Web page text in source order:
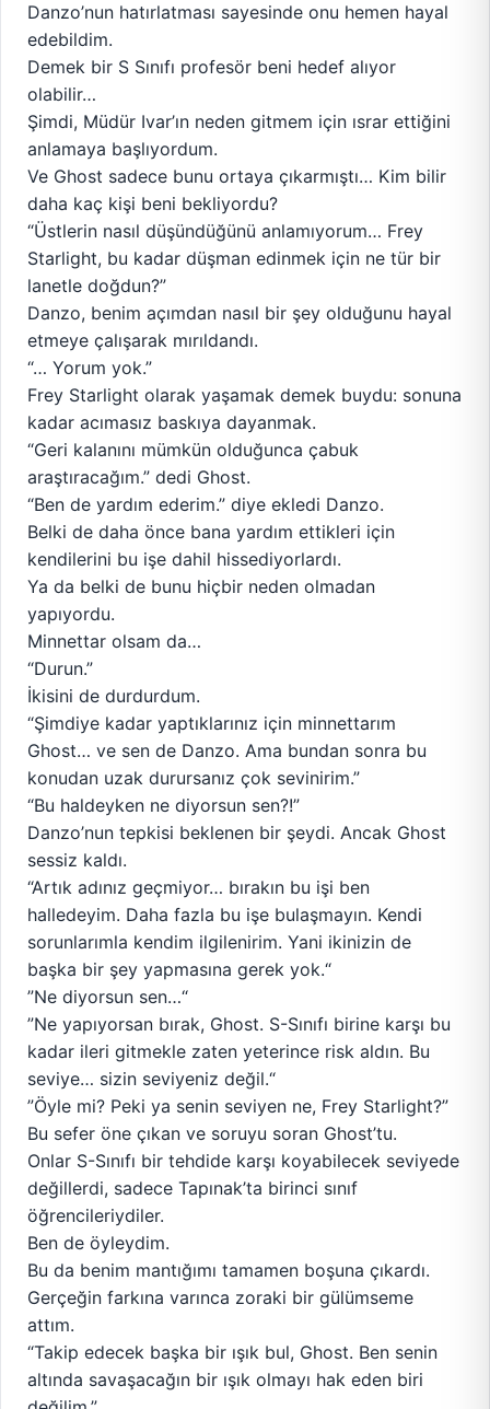
Danzo’nun hatırlatması sayesinde onu hemen hayal
edebildim.
Demek bir S Sınıfı profesör beni hedef alıyor
olabilir…
Şimdi, Müdür Ivar’ın neden gitmem için ısrar ettiğini
anlamaya başlıyordum.
Ve Ghost sadece bunu ortaya çıkarmıştı… Kim bilir
daha kaç kişi beni bekliyordu?
“Üstlerin nasıl düşündüğünü anlamıyorum… Frey
Starlight, bu kadar düşman edinmek için ne tür bir
lanetle doğdun?”
Danzo, benim açımdan nasıl bir şey olduğunu hayal
etmeye çalışarak mırıldandı.
“… Yorum yok.”
Frey Starlight olarak yaşamak demek buydu: sonuna
kadar acımasız baskıya dayanmak.
“Geri kalanını mümkün olduğunca çabuk
araştıracağım.” dedi Ghost.
“Ben de yardım ederim.” diye ekledi Danzo.
Belki de daha önce bana yardım ettikleri için
kendilerini bu işe dahil hissediyorlardı.
Ya da belki de bunu hiçbir neden olmadan
yapıyordu.
Minnettar olsam da…
“Durun.”
İkisini de durdurdum.
“Şimdiye kadar yaptıklarınız için minnettarım
Ghost… ve sen de Danzo. Ama bundan sonra bu
konudan uzak durursanız çok sevinirim.”
“Bu haldeyken ne diyorsun sen?!”
Danzo’nun tepkisi beklenen bir şeydi. Ancak Ghost
sessiz kaldı.
“Artık adınız geçmiyor… bırakın bu işi ben
halledeyim. Daha fazla bu işe bulaşmayın. Kendi
sorunlarımla kendim ilgilenirim. Yani ikinizin de
başka bir şey yapmasına gerek yok.“
”Ne diyorsun sen…“
”Ne yapıyorsan bırak, Ghost. S-Sınıfı birine karşı bu
kadar ileri gitmekle zaten yeterince risk aldın. Bu
seviye… sizin seviyeniz değil.“
”Öyle mi? Peki ya senin seviyen ne, Frey Starlight?”
Bu sefer öne çıkan ve soruyu soran Ghost’tu.
Onlar S-Sınıfı bir tehdide karşı koyabilecek seviyede
değillerdi, sadece Tapınak’ta birinci sınıf
öğrencileriydiler.
Ben de öyleydim.
Bu da benim mantığımı tamamen boşuna çıkardı.
Gerçeğin farkına varınca zoraki bir gülümseme
attım.
“Takip edecek başka bir ışık bul, Ghost. Ben senin
altında savaşacağın bir ışık olmayı hak eden biri